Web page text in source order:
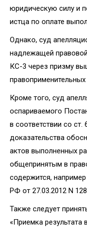
юридическую силу и
истца по оплате
Однако, суд
надлежащей
КС-3 через призму
Кроме того, суд
оспариваемого
в соответствии со
доказательства
актов выполненных
общепринятым в
содержится,
РФ от 27.03.2012 N
Также следует
«Приемка